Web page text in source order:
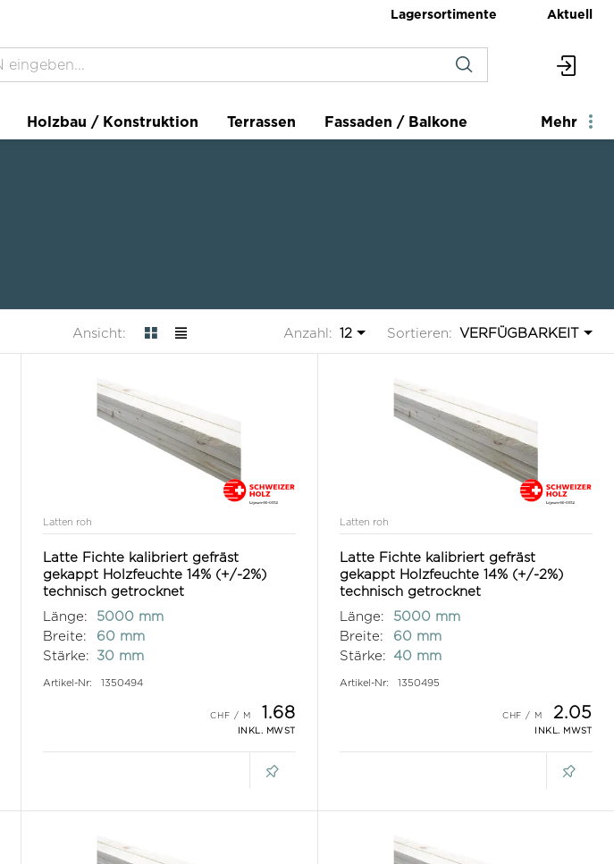
Lagersortimente Aktuell
Holzbau / Konstruktion Terrassen Fassaden / Balkone Mehr
Ansicht: Anzahl: 12 Sortieren: VERFÜGBARKEIT
Latten roh
Latte Fichte kalibriert gefräst
gekappt Holzfeuchte 14% (+/-2%)
technisch getrocknet
Länge:
5000 mm
Breite:
60 mm
Stärke:
30 mm
Artikel-Nr: 1350494
1.68
INKL. MWST
Latten roh
Latte Fichte kalibriert gefräst
gekappt Holzfeuchte 14% (+/-2%)
technisch getrocknet
Länge:
5000 mm
Breite:
60 mm
Stärke:
40 mm
Artikel-Nr: 1350495
2.05
INKL. MWST